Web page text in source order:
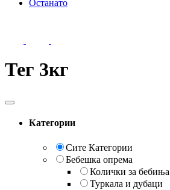
Останато
Тег 3кг
Категории
Сите Категории
Бебешка опрема
Колички за бебиња
Туркала и дубаци